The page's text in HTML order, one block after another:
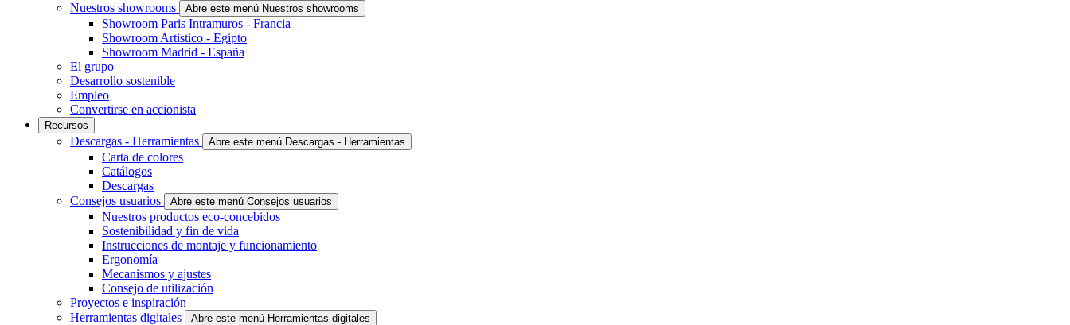
Nuestros showrooms
Abre este menú Nuestros showrooms
Showroom Paris Intramuros - Francia
Showroom Artistico - Egipto
Showroom Madrid - España
El grupo
Desarrollo sostenible
Empleo
Convertirse en accionista
Recursos
Descargas - Herramientas Abre este menú Descargas - Herramientas
Carta de colores
Catálogos
Descargas
Consejos usuarios
Abre este menú Consejos usuarios
Nuestros productos eco-concebidos
Sostenibilidad y fin de vida
Instrucciones de montaje y funcionamiento
Ergonomía
Mecanismos y ajustes
Consejo de utilización
Proyectos e inspiración
Herramientas digitales
Abre este menú Herramientas digitales